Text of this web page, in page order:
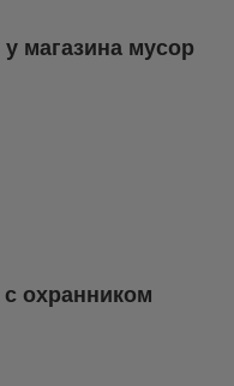
магазина мусор
охранником